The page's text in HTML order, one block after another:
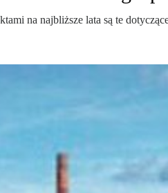
na najbliższe lata są te